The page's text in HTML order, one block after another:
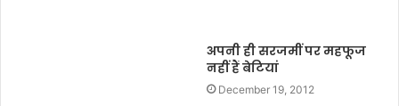
अपनी ही सरजमीं पर महफूज
नहीं हैं बेटियां
December 19, 2012